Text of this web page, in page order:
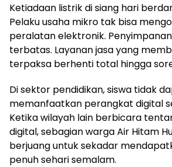
Ketiadaan listrik di siang hari
Pelaku usaha mikro tak bisa
peralatan elektronik.
terbatas. Layanan jasa yang
terpaksa berhenti total hingga
Di sektor pendidikan, siswa tidak
memanfaatkan perangkat digital
Ketika wilayah lain berbicara
digital, sebagian warga Air Hitam
berjuang untuk sekadar
penuh sehari semalam.